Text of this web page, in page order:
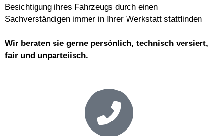
Besichtigung ihres Fahrzeugs durch einen
Sachverständigen immer in Ihrer Werkstatt stattfinden
Wir beraten sie gerne persönlich, technisch versiert,
fair und unparteiisch.